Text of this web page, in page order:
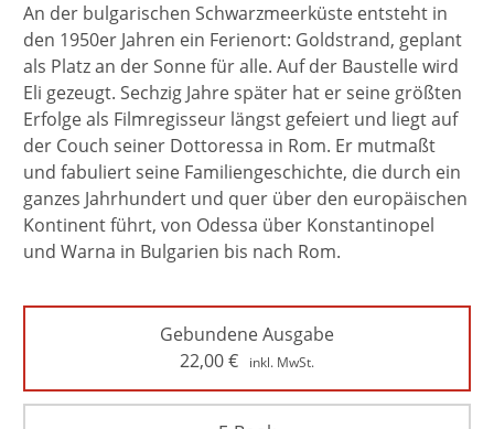
An der bulgarischen Schwarzmeerküste entsteht in
den 1950er Jahren ein Ferienort: Goldstrand, geplant
als Platz an der Sonne für alle. Auf der Baustelle wird
Eli gezeugt. Sechzig Jahre später hat er seine größten
Erfolge als Filmregisseur längst gefeiert und liegt auf
der Couch seiner Dottoressa in Rom. Er mutmaßt
und fabuliert seine Familiengeschichte, die durch ein
ganzes Jahrhundert und quer über den europäischen
Kontinent führt, von Odessa über Konstantinopel
und Warna in Bulgarien bis nach Rom.
Gebundene Ausgabe
22,00€ inkl. MwSt.